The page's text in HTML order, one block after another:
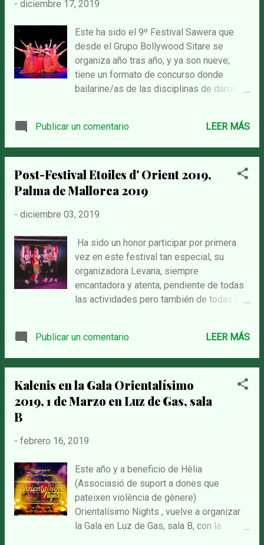
- diciembre 17, 2019
Este ha sido el 9º Festival Sawera que
desde el Grupo Bollywood Sitare se
organiza año tras año, y ya son nueve;
tiene un formato de concurso donde
bailarine/as de las disciplinas de danza
asistente con sus votos otorga los
premios. El dinero que se recauda se
envía directamente a una organización,
Ong "Shama, The light of education, que
vela por la educación de los niños de una
compra de material escolar para los niños
Punjab pakistaní. Abrió el Festival Sawera
con la actuación del Grupo Bollywood
Sitare del cual, como sabéis formo parte,
presentando una nueva coreografía
especialmente para este evento y por
Tarab ...
Publicar un comentario LEER MÁS
Post-Festival Etoiles d' Orient 2019,
Palma de Mallorca 2019
- diciembre 03, 2019
Ha sido un honor participar por primera
vez en este festival tan especial, su
organizadora Levana, siempre
encantadora y atenta, pendiente de todas
las actividades pero también de todas y
apoyo. Gracias por obsequiarnos tu
simpatía y profesionalidad, Levana
Bellydance. Hemos participado en varios
workshops, en el concurso, en la gala de
bienvenida, con el Grupo Dum Tac Dance y
enriquecedoras y divertidas. En el
Oriental nos llevamos el 3er premio y
estamos muy contentas En el festival
hemos conocido a maravillosas
profesionales tanto nacionales como
internacionales. En la foto con mi querida
Publicar un comentario LEER MÁS
Kalenis en la Gala Orientalísimo
2019, 1 de Marzo en Luz de Gas, sala
B
- febrero 16, 2019
Este año y a beneficio de Hèlia
(Associasió de suport a dones que
pateixen violència de gènere)
Orientalísimo Nights , vuelve a organizar
la Gala en Luz de Gas, sala B, con la